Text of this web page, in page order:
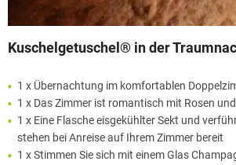
Kuschelgetuschel® in der
1 x Übernachtung im komfortablen
1 x Das Zimmer ist romantisch mit Rosen
1 x Eine Flasche eisgekühlter Sekt und
stehen bei Anreise auf Ihrem Zimmer bereit
1 x Stimmen Sie sich mit einem Glas